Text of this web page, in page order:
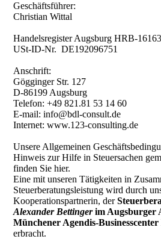
Geschäftsführer:
Christian Wittal
Handelsregister Augsburg HRB-16163
USt-ID-Nr. DE192096751
Anschrift:
Gögginger Str. 127
D-86199 Augsburg
Telefon: +49 821.81 53 14 60
E-mail: info@bdl-consult.de
Internet: www.123-consulting.de
Unsere Allgemeinen
Hinweis zur Hilfe in Steuersachen
finden Sie hier.
Eine mit unseren Tätigkeiten in
Steuerberatungsleistung wird durch
Kooperationspartnerin, der
Alexander Bettingerim Augsburger
Münchener Agendis-
erbracht.